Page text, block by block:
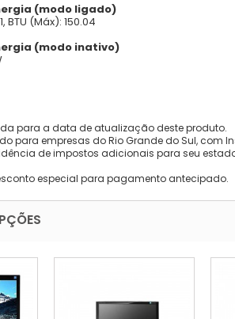
(modo ligado)
BTU (Máx): 150.04
(modo inativo)
para a data de atualização deste produto.
para empresas do Rio Grande do Sul, com
de impostos adicionais para seu
especial para pagamento antecipado.